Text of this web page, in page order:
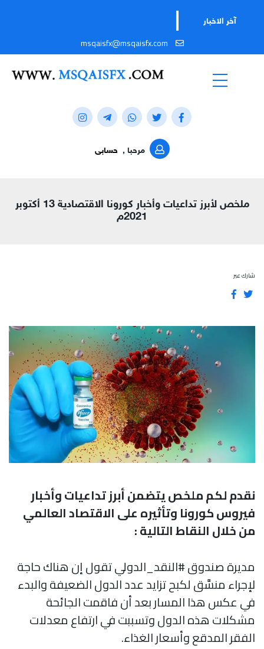
آخر الاخبار
msqaisfx@msqaisfx.com
مرحبا , حسابى
ملخص لأبرز تداعيات وأخبار كورونا الاقتصادية 13 أكتوبر
2021م
شارك عبر
نقدم لكم ملخص يتضمن أبرز تداعيات وأخبار
فيروس كورونا وتأثيره على الاقتصاد العالمي
من خلال النقاط التالية :
مديرة صندوق #النقد_الدولي تقول إن هناك حاجة
لإجراء منسَّق لكبح تزايد عدد الدول الضعيفة والبدء
في عكس هذا المسار بعد أن فاقمت الجائحة
مشكلات هذه الدول وتسببت في ارتفاع معدلات
الفقر المدقع وأسعار الغذاء.